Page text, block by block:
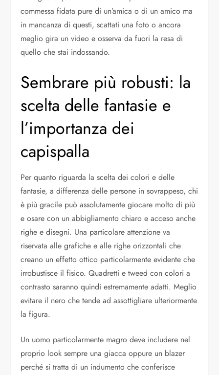
commessa fidata pure di un’amica o di un amico ma
in mancanza di questi, scattati una foto o ancora
meglio gira un video e osserva da fuori la resa di
quello che stai indossando.
Sembrare più robusti: la
scelta delle fantasie e
l’importanza dei
capispalla
Per quanto riguarda la scelta dei colori e delle
fantasie, a differenza delle persone in sovrappeso, chi
è più gracile può assolutamente giocare molto di più
e osare con un abbigliamento chiaro e acceso anche
righe e disegni. Una particolare attenzione va
riservata alle grafiche e alle righe orizzontali che
creano un effetto ottico particolarmente evidente che
irrobustisce il fisico. Quadretti e tweed con colori a
contrasto saranno quindi estremamente adatti. Meglio
evitare il nero che tende ad assottigliare ulteriormente
la figura.
Un uomo particolarmente magro deve includere nel
proprio look sempre una giacca oppure un blazer
perché si tratta di un indumento che conferisce